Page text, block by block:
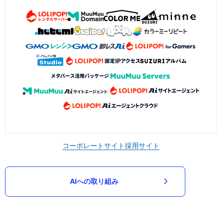
コーポレートサイト採用サイト
AIへの取り組み